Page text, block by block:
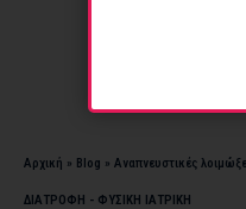
Αρχική » Blog » Αναπνευστικές λοιμώξεις: Η
ΔΙΑΤΡΟΦΗ - ΦΥΣΙΚΗ ΙΑΤΡΙΚΗ